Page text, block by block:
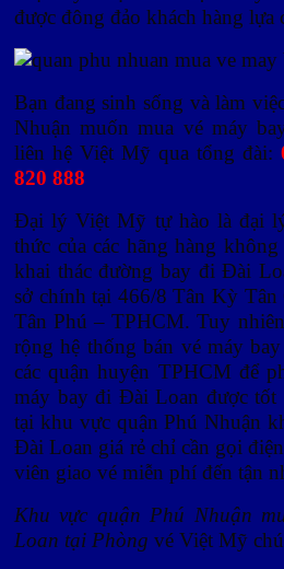
được đông đảo khách hàng lựa
Bạn đang sinh sống và làm
Nhuận muốn mua vé máy
liên hệ Việt Mỹ qua tổng đài:
820 888
Đại lý Việt Mỹ tự hào là đại
thức của các hãng hàng
khai thác đường bay đi Đài
sở chính tại 466/8 Tân Kỳ
Tân Phú – TPHCM. Tuy
rộng hệ thống bán vé máy
các quận huyện TPHCM để
máy bay đi Đài Loan được tốt
tại khu vực quận Phú Nhuận
Đài Loan giá rẻ chỉ cần gọi
viên giao vé miễn phí đến tận
Khu vực quận Phú Nhuận
Loan tại Phòng vé Việt Mỹ